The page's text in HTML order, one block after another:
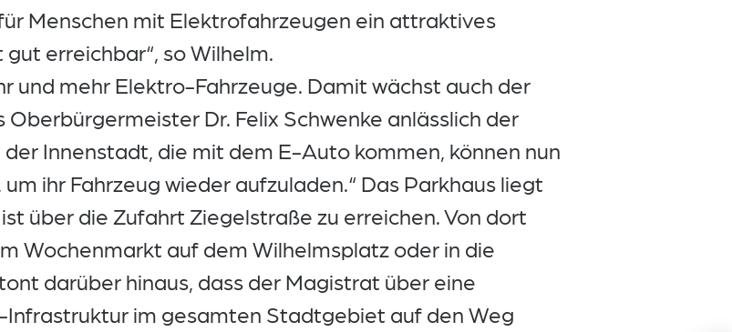
Menschen mit Elektrofahrzeugen ein attraktives
erreichbar“, so Wilhelm.
und mehr Elektro-Fahrzeuge. Damit wächst auch der
Dr. Felix Schwenke anlässlich der
Innenstadt, die mit dem E-Auto kommen, können nun
ihr Fahrzeug wieder aufzuladen.“ Das Parkhaus liegt
über die Zufahrt Ziegelstraße zu erreichen. Von dort
Wochenmarkt auf dem Wilhelmsplatz oder in die
darüber hinaus, dass der Magistrat über eine
im gesamten Stadtgebiet auf den Weg